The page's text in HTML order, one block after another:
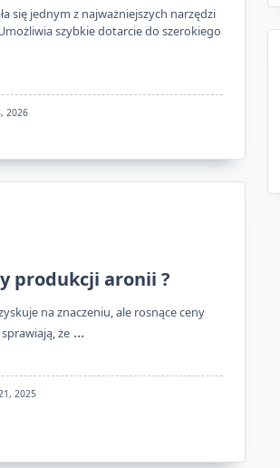
się jednym z najważniejszych narzędzi
szybkie dotarcie do szerokiego
2026
produkcji aronii ?
na znaczeniu, ale rosnące ceny
że ...
2025